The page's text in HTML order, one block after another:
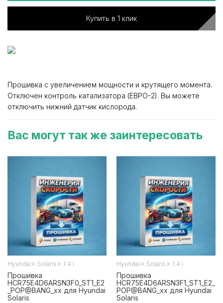
Купить в 1 клик
Прошивка с увеличением мощности и крутящего момента.
Отключен контроль катализатора (ЕВРО-2). Вы можете
отключить нижний датчик кислорода.
Вас могут так же заинтересовать
Hyundai > Solaris > 1.4 i
Прошивка
HCR75E4D6ARSN3F0_ST1_E2
_POP@BANG_xx для Hyundai
Solaris
Hyundai > Solaris > 1.4 i
Прошивка
HCR75E4D6ARSN3F1_ST1_E2_
POP@BANG_xx для Hyundai
Solaris